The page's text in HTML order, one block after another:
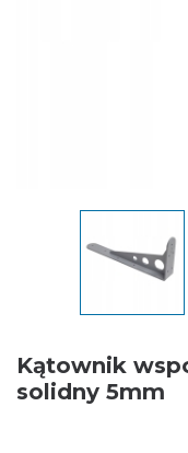
Kątownik
solidny 5mm